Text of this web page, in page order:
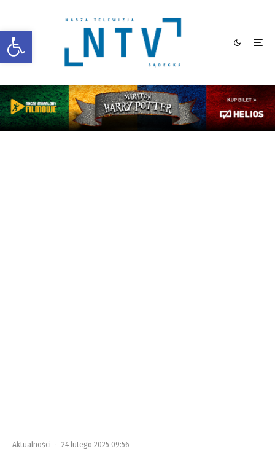
Otwórz pasek narzędzi
Aktualności · 24 lutego 2025 09:56